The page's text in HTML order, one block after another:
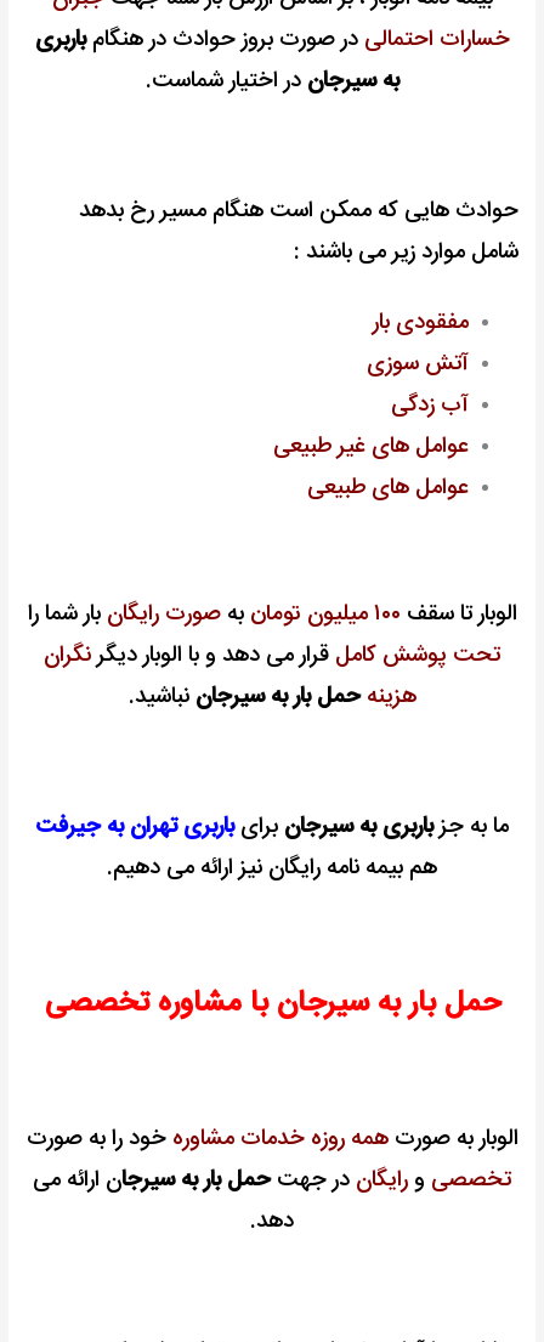
خسارات احتمالی در صورت بروز حوادث در هنگامباربری
به سیرجان در اختیار شماست.
حوادث هایی که ممکن است هنگام مسیر رخ بدهد
شامل موارد زیر می باشند :
مفقودی بار
آتش سوزی
آب زدگی
عوامل های غیر طبیعی
عوامل های طبیعی
الوبار تا سقف ۱۰۰ میلیون تومان بهصورت رایگان بار شما را
تحت پوشش کامل قرار می دهد و با الوبار دیگرنگران
هزینه حمل بار به سیرجان نباشید.
ما به جزباربری به سیرجان برایباربری تهران به جیرفت
هم بیمه نامه رایگان نیز ارائه می دهیم.
حمل بار به سیرجان با مشاوره تخصصی
الوبار به صورت همه روزه خدمات مشاوره خود را به صورت
تخصصی ورایگان در جهتحمل بار به سیرجان ارائه می
دهد.